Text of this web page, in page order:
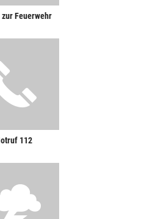
Feuerwehr
112